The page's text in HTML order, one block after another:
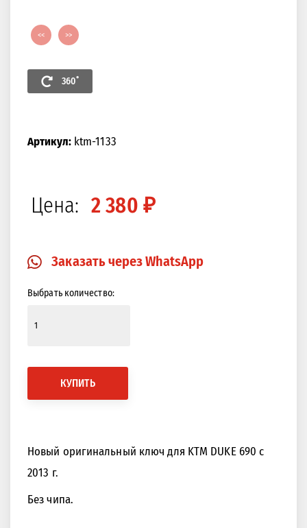
<< >>
Изображение в 360 градусов
360˚
Артикул:ktm-1133
Цена: 2 380 ₽
Заказать через WhatsApp
Выбрать количество:
КУПИТЬ
Новый оригинальный ключ для KTM DUKE 690 с
2013 г.
Без чипа.